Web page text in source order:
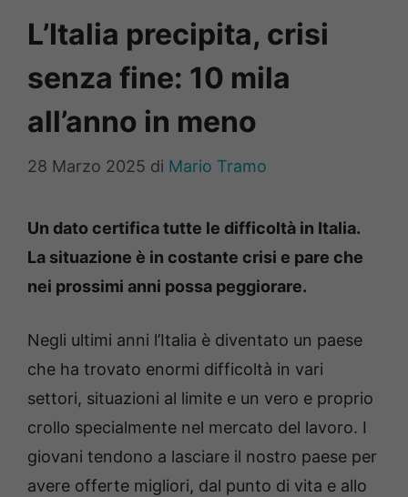
L’Italia precipita, crisi
senza fine: 10 mila
all’anno in meno
28 Marzo 2025 di Mario Tramo
Un dato certifica tutte le difficoltà in Italia.
La situazione è in costante crisi e pare che
nei prossimi anni possa peggiorare.
Negli ultimi anni l’Italia è diventato un paese
che ha trovato enormi difficoltà in vari
settori, situazioni al limite e un vero e proprio
crollo specialmente nel mercato del lavoro. I
giovani tendono a lasciare il nostro paese per
avere offerte migliori, dal punto di vita e allo